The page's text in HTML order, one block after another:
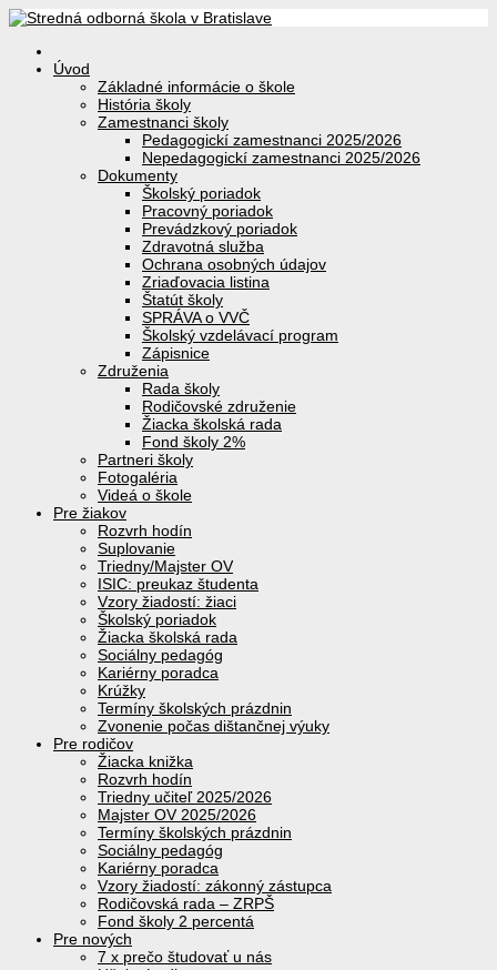
Úvod
Základné informácie o škole
História školy
Zamestnanci školy
Pedagogickí zamestnanci 2025/2026
Nepedagogickí zamestnanci 2025/2026
Dokumenty
Školský poriadok
Pracovný poriadok
Prevádzkový poriadok
Zdravotná služba
Ochrana osobných údajov
Zriaďovacia listina
Štatút školy
SPRÁVA o VVČ
Školský vzdelávací program
Zápisnice
Združenia
Rada školy
Rodičovské združenie
Žiacka školská rada
Fond školy 2%
Partneri školy
Fotogaléria
Videá o škole
Pre žiakov
Rozvrh hodín
Suplovanie
Triedny/Majster OV
ISIC: preukaz študenta
Vzory žiadostí: žiaci
Školský poriadok
Žiacka školská rada
Sociálny pedagóg
Kariérny poradca
Krúžky
Termíny školských prázdnin
Zvonenie počas dištančnej výuky
Pre rodičov
Žiacka knižka
Rozvrh hodín
Triedny učiteľ 2025/2026
Majster OV 2025/2026
Termíny školských prázdnin
Sociálny pedagóg
Kariérny poradca
Vzory žiadostí: zákonný zástupca
Rodičovská rada – ZRPŠ
Fond školy 2 percentá
Pre nových
7 x prečo študovať u nás